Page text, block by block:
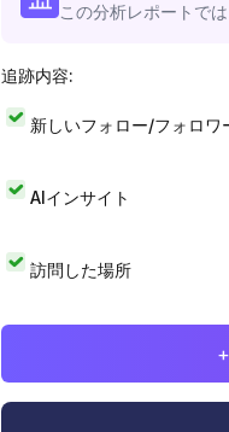
この分析レポートで
追跡内容:
新しいフォロー/フォロワ
AIインサイト
訪問した場所